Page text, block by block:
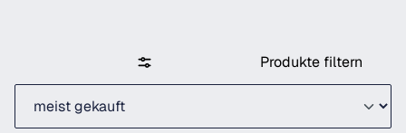
Produkte filtern